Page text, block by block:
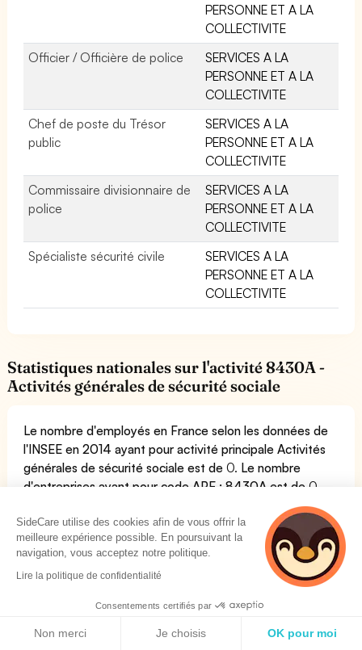
PERSONNE ET A LA
COLLECTIVITE
Officier / Officière de police
SERVICES A LA
PERSONNE ET A LA
COLLECTIVITE
Chef de poste du Trésor
public
SERVICES A LA
PERSONNE ET A LA
COLLECTIVITE
Commissaire divisionnaire de
police
SERVICES A LA
PERSONNE ET A LA
COLLECTIVITE
Spécialiste sécurité civile
SERVICES A LA
PERSONNE ET A LA
COLLECTIVITE
Statistiques nationales sur l'activité 8430A -
Activités générales de sécurité sociale
Le nombre d'employés en France selon les données de
l'INSEE en 2014 ayant pour activité principale Activités
générales de sécurité sociale est de0. Le nombre
d'entreprises ayant pour code APE : 8430A est de0.
Poser une question
Vous pouvez poser une question en remplissant le formulaire ci-
Un expert de SideCare vous répondra dans les plus brefs délais. Vous
SideCare utilise des cookies afin de vous offrir la
meilleure expérience possible. En poursuivant la
navigation, vous acceptez notre politique.
Lire la politique de confidentialité
Consentements certifiés par
Non merci Je choisis OK pour moi